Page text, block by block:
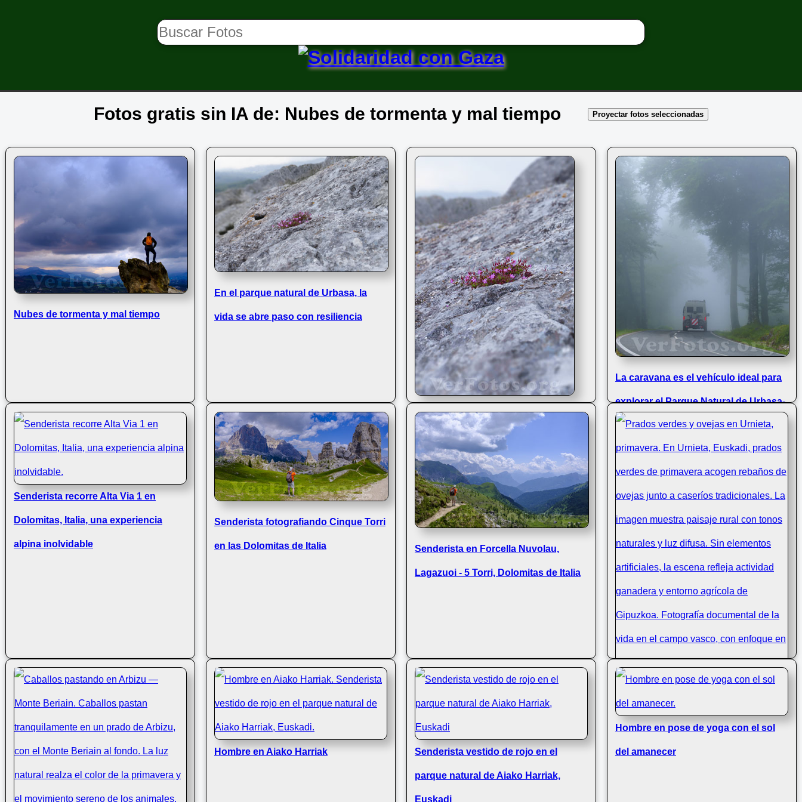
Fotos gratis sin IA de: Nubes de tormenta y mal tiempo Proyectar fotos seleccionadas
Nubes de tormenta y mal tiempo
En el parque natural de Urbasa, la
vida se abre paso con resiliencia
Concepto de resilencia
La caravana es el vehículo ideal para
explorar el Parque Natural de Urbasa-
Andía en Navarra
Senderista recorre Alta Via 1 en
Dolomitas, Italia, una experiencia
alpina inolvidable
Senderista fotografiando Cinque Torri
en las Dolomitas de Italia Senderista en Forcella Nuvolau,
Lagazuoi - 5 Torri, Dolomitas de Italia
Prados verdes y ovejas en Urnieta,
primavera
Hombre en Aiako Harriak Senderista vestido de rojo en el
parque natural de Aiako Harriak,
Euskadi
Hombre en pose de yoga con el sol
del amanecer